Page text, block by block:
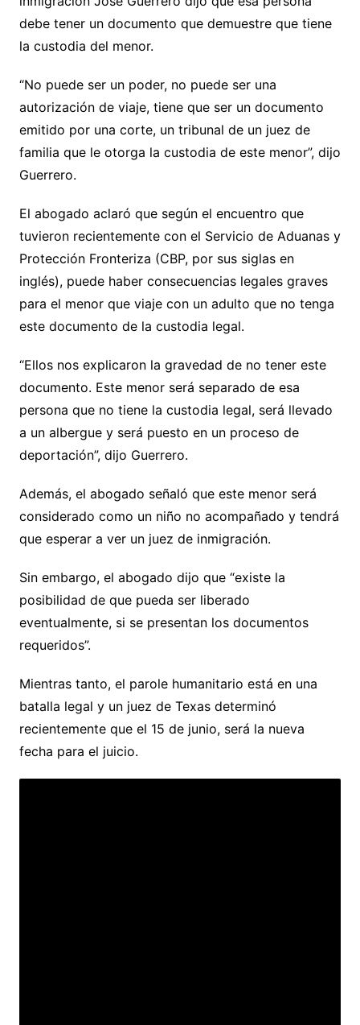
debe tener un documento que demuestre que tiene
la custodia del menor.
“No puede ser un poder, no puede ser una
autorización de viaje, tiene que ser un documento
emitido por una corte, un tribunal de un juez de
familia que le otorga la custodia de este menor”, dijo
Guerrero.
El abogado aclaró que según el encuentro que
tuvieron recientemente con el Servicio de Aduanas y
Protección Fronteriza (CBP, por sus siglas en
inglés), puede haber consecuencias legales graves
para el menor que viaje con un adulto que no tenga
este documento de la custodia legal.
“Ellos nos explicaron la gravedad de no tener este
documento. Este menor será separado de esa
persona que no tiene la custodia legal, será llevado
a un albergue y será puesto en un proceso de
deportación”, dijo Guerrero.
Además, el abogado señaló que este menor será
considerado como un niño no acompañado y tendrá
que esperar a ver un juez de inmigración.
Sin embargo, el abogado dijo que “existe la
posibilidad de que pueda ser liberado
eventualmente, si se presentan los documentos
requeridos”.
Mientras tanto, el parole humanitario está en una
batalla legal y un juez de Texas determinó
recientemente que el 15 de junio, será la nueva
fecha para el juicio.